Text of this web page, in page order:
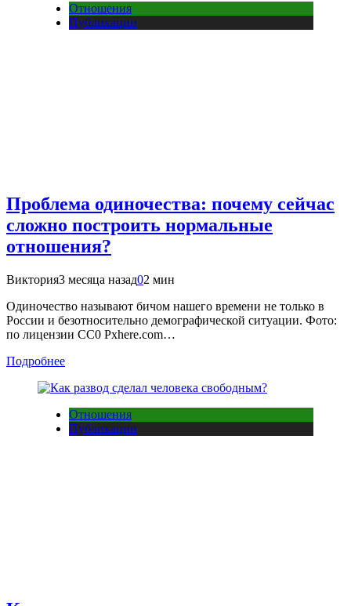
Отношения
Публикации
Проблема одиночества: почему сейчас
сложно построить нормальные
отношения?
Виктория3 месяца назад02 мин
Одиночество называют бичом нашего времени не только в
России и безотносительно демографической ситуации. Фото:
по лицензии CC0 Pxhere.com…
Подробнее
Отношения
Публикации